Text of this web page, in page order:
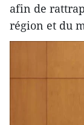
afin de
région et du